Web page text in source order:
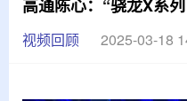
高通陈心：“骁龙X系
视频回顾 2025-03-18